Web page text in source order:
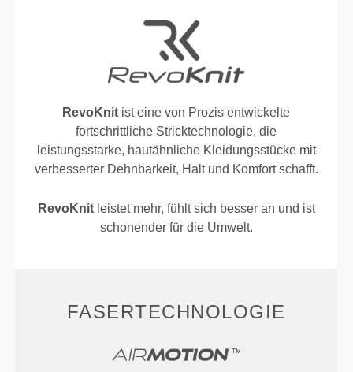
RevoKnit ist eine von Prozis entwickelte
fortschrittliche Stricktechnologie, die
leistungsstarke, hautähnliche Kleidungsstücke mit
verbesserter Dehnbarkeit, Halt und Komfort schafft.
RevoKnitleistet mehr, fühlt sich besser an und ist
schonender für die Umwelt.
FASERTECHNOLOGIE